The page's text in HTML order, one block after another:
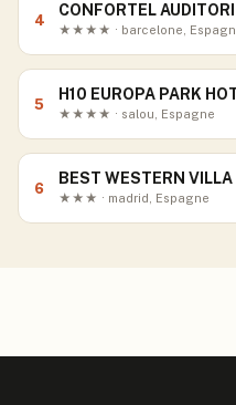
4
CONFORTEL
★★★★ · barcelone,
5
H10 EUROPA PARK
★★★★ · salou, Espagne
6
BEST WESTERN
★★★ · madrid, Espagne